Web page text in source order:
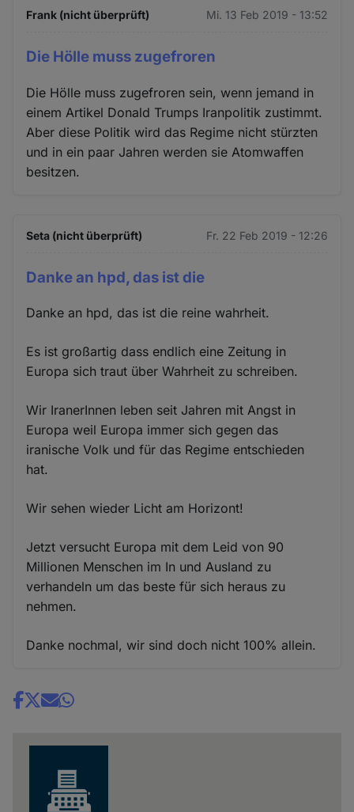
Frank (nicht überprüft) Mi. 13 Feb 2019 - 13:52
Die Hölle muss zugefroren
Die Hölle muss zugefroren sein, wenn jemand in
einem Artikel Donald Trumps Iranpolitik zustimmt.
Aber diese Politik wird das Regime nicht stürzten
und in ein paar Jahren werden sie Atomwaffen
besitzen.
Seta (nicht überprüft) Fr. 22 Feb 2019 - 12:26
Danke an hpd, das ist die
Danke an hpd, das ist die reine wahrheit.
Es ist großartig dass endlich eine Zeitung in
Europa sich traut über Wahrheit zu schreiben.
Wir IranerInnen leben seit Jahren mit Angst in
Europa weil Europa immer sich gegen das
iranische Volk und für das Regime entschieden
hat.
Wir sehen wieder Licht am Horizont!
Jetzt versucht Europa mit dem Leid von 90
Millionen Menschen im In und Ausland zu
verhandeln um das beste für sich heraus zu
nehmen.
Danke nochmal, wir sind doch nicht 100% allein.
Share